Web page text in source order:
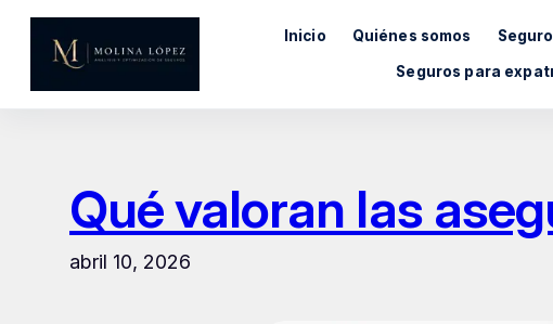
Saltar
contenido
Inicio Quiénes somos
Seguros para
Qué valoran las
abril 10, 2026